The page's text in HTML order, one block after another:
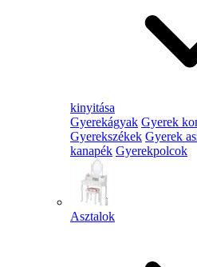
kinyitása
Gyerekágyak Gyerek
Gyerekszékek Gyerek
kanapék Gyerekpolcok
Asztalok